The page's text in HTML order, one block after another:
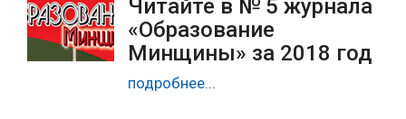
Читайте в № 5 журнала
«Образование
Минщины» за 2018 год
подробнее...